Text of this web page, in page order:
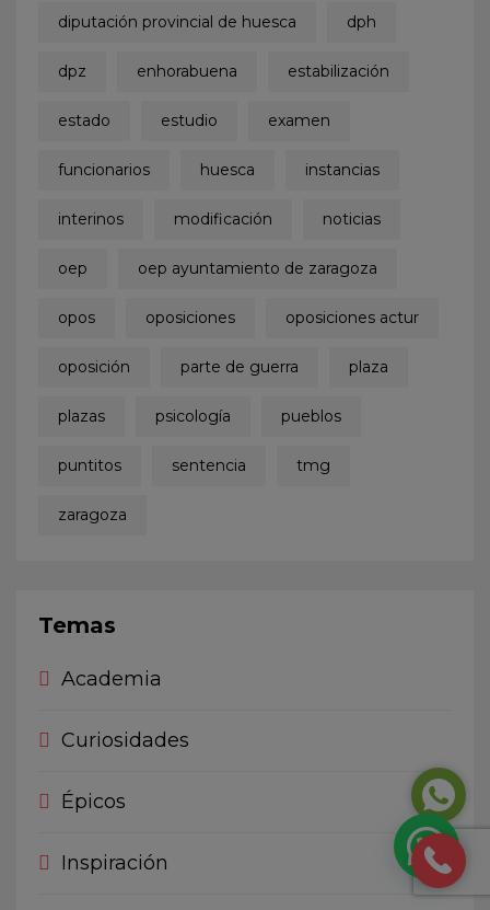
diputación provincial de huesca dph
dpz enhorabuena estabilización
estado estudio examen
funcionarios huesca instancias
interinos modificación noticias
oep oep ayuntamiento de zaragoza
opos oposiciones oposiciones actur
oposición parte de guerra plaza
plazas psicología pueblos
puntitos sentencia tmg
zaragoza
Temas
Academia
Curiosidades
Épicos
Inspiración